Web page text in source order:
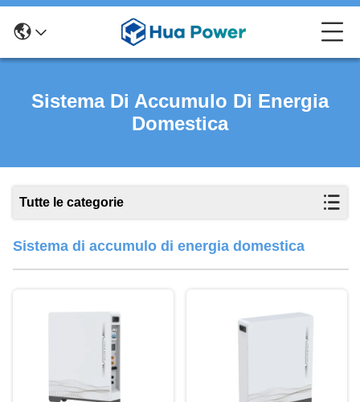
Sistema Di Accumulo Di Energia
Domestica
Tutte le categorie
Sistema di accumulo di energia domestica